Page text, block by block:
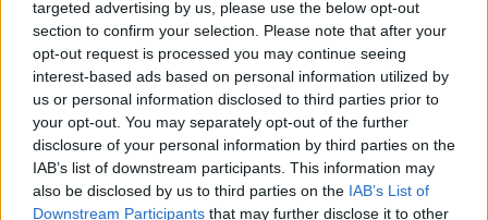
targeted advertising by us, please use the below opt-out
section to confirm your selection. Please note that after your
opt-out request is processed you may continue seeing
interest-based ads based on personal information utilized by
us or personal information disclosed to third parties prior to
your opt-out. You may separately opt-out of the further
disclosure of your personal information by third parties on the
IAB’s list of downstream participants. This information may
also be disclosed by us to third parties on the IAB’s List of
Downstream Participants that may further disclose it to other